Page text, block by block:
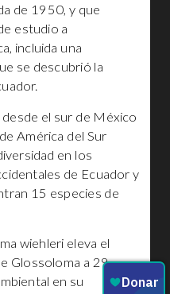
de 1950, y que
estudio a
incluida una
se descubrió la
el sur de México
América del Sur
en los
de Ecuador y
15 especies de
wiehleri eleva el
Glossoloma a 29,
en su